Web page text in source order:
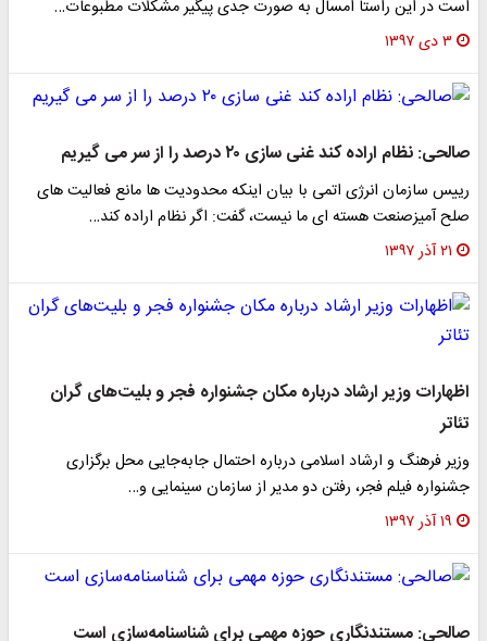
در این راستا امسال به صورت جدی پیگیر مشکلات مطبوعات…
نظام اراده کند غنی سازی ۲۰ درصد را از سر می گیریم
سازمان انرژی اتمی با بیان اینکه محدودیت ها مانع فعالیت های
آمیزصنعت هسته ای ما نیست، گفت: اگر نظام اراده کند…
۲۱ آذر ۱۳۹۷
وزیر ارشاد درباره مکان جشنواره فجر و بلیت‌های گران
فرهنگ و ارشاد اسلامی درباره احتمال جابه‌جایی محل برگزاری
فیلم فجر، رفتن دو مدیر از سازمان سینمایی و…
۱۹ آذر ۱۳۹۷
مستندنگاری حوزه مهمی برای شناسنامه‌سازی است